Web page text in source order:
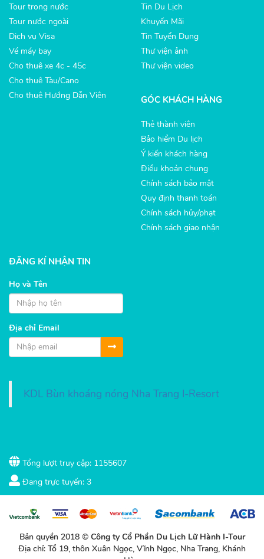
Tour trong nước
Tour nước ngoài
Dịch vụ Visa
Vé máy bay
Cho thuê xe 4c - 45c
Cho thuê Tàu/Cano
Cho thuê Hướng Dẫn Viên
Tin Du Lịch
Khuyến Mãi
Tin Tuyển Dụng
Thư viện ảnh
Thư viện video
GÓC KHÁCH HÀNG
Thẻ thành viên
Bảo hiểm Du lịch
Ý kiến khách hàng
Điều khoản chung
Chính sách bảo mật
Quy định thanh toán
Chính sách hủy/phạt
Chính sách giao nhận
ĐĂNG KÍ NHẬN TIN
Họ và Tên
Địa chỉ Email
KDL Bùn khoáng nóng Nha Trang I-Resort
Tổng lượt truy cập: 1155607
Đang trực tuyến: 3
Bản quyền 2018 © Công ty Cổ Phần Du Lịch Lữ Hành I-Tour
Địa chỉ: Tổ 19, thôn Xuân Ngọc, Vĩnh Ngọc, Nha Trang, Khánh